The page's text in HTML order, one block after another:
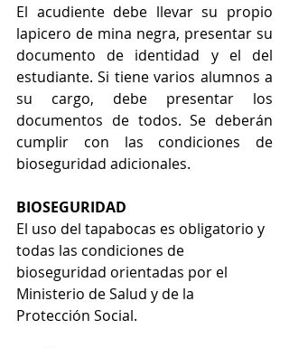
El acudiente debe llevar su propio
lapicero de mina negra, presentar su
documento de identidad y el del
estudiante. Si tiene varios alumnos a
su cargo, debe presentar los
documentos de todos. Se deberán
cumplir con las condiciones de
bioseguridad adicionales.
BIOSEGURIDAD
El uso del tapabocas es obligatorio y
todas las condiciones de
bioseguridad orientadas por el
Ministerio de Salud y de la
Protección Social.